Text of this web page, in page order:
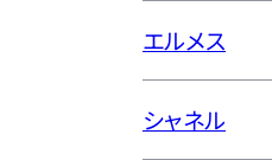
エルメス
シャネル